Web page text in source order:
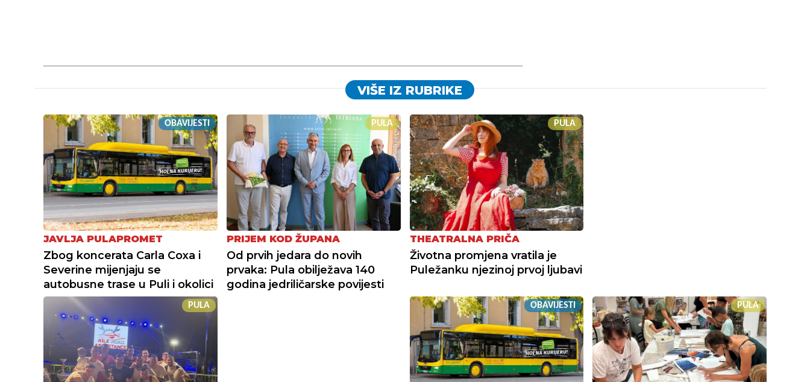
VIŠE IZ RUBRIKE
OBAVIJESTI
JAVLJA PULAPROMET
Zbog koncerata Carla Coxa i
Severine mijenjaju se
autobusne trase u Puli i okolici
PULA
PRIJEM KOD ŽUPANA
Od prvih jedara do novih
prvaka: Pula obilježava 140
godina jedriličarske povijesti
PULA
THEATRALNA PRIČA
Životna promjena vratila je
Puležanku njezinoj prvoj ljubavi
PULA OBAVIJESTI PULA